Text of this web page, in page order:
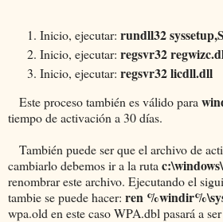
Inicio, ejecutar: rundll32
Inicio, ejecutar: regsvr32
Inicio, ejecutar: regsvr32 licdll.dll
Este proceso también es válido para
tiempo de activación a 30 días.
También puede ser que el archivo de
cambiarlo debemos ir a la ruta
renombrar este archivo. Ejecutando el
tambie se puede hacer: ren
wpa.old en este caso WPA.dbl pasará a